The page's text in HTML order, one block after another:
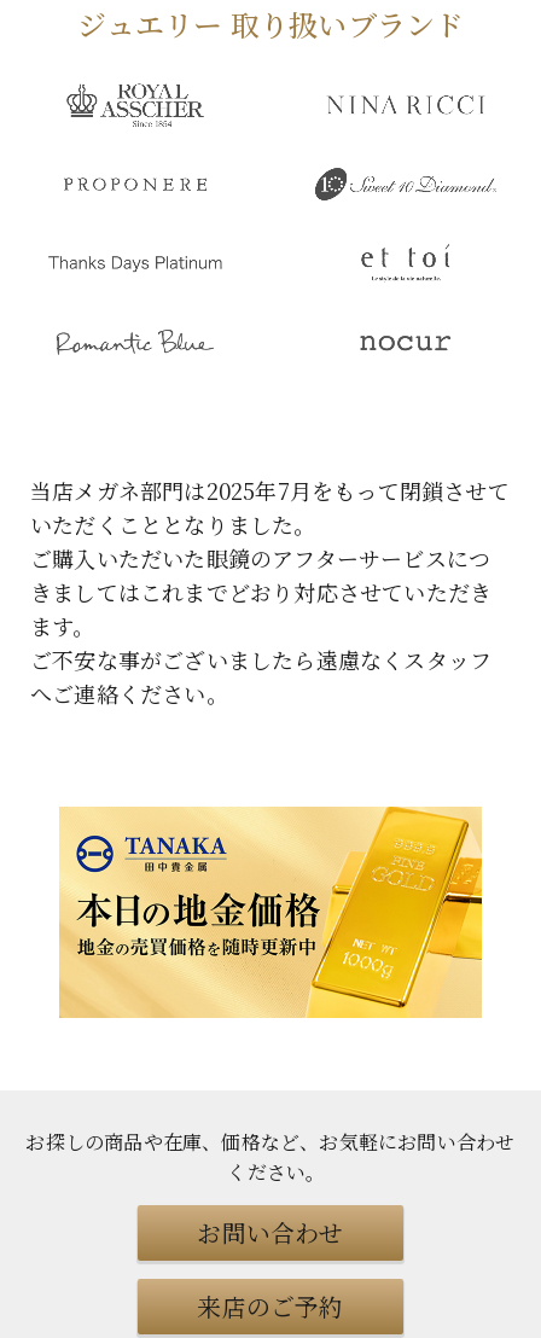
ジュエリー 取り扱いブランド
当店メガネ部門は2025年7月をもって閉鎖させて
いただくこととなりました。
ご購入いただいた眼鏡のアフターサービスにつ
きましてはこれまでどおり対応させていただき
ます。
ご不安な事がございましたら遠慮なくスタッフ
へご連絡ください。
お探しの商品や在庫、価格など、お気軽にお問い合わせ
ください。
お問い合わせ
来店のご予約